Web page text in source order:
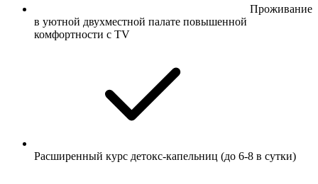
Проживание
в уютной двухместной палате повышенной
комфортности с TV
Расширенный курс детокс-капельниц (до 6-8 в сутки)